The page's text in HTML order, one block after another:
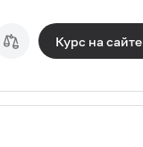
Курс на сайте